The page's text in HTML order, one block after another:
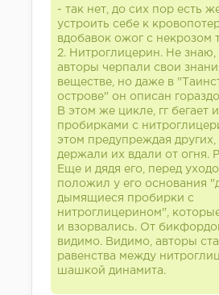
- так нет, до сих пор есть
устроить себе к
вдобавок ожог с некрозом
2. Нитроглицерин. Не знаю,
авторы черпали свои
веществе, но даже в
острове" он описан
В этом же цикле, гг бегает
пробирками с
этом предупреждая других,
держали их вдали от огня.
Еще и дядя его, перед
положил у его основания
дымящиеся пробирки с
нитроглицерином",
и взорвались. От
видимо. Видимо, авторы
равенства между
шашкой динамита.